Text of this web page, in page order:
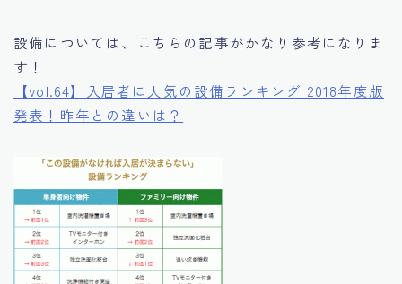
設備については、こちらの記事がかなり参考になりま
す！
【vol.64】入居者に人気の設備ランキング 2018年度版
発表！昨年との違いは？